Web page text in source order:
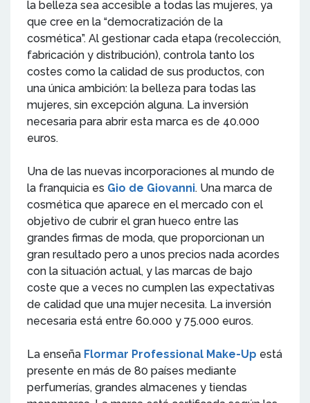
la belleza sea accesible a todas las mujeres, ya
que cree en la “democratización de la
cosmética”. Al gestionar cada etapa (recolección,
fabricación y distribución), controla tanto los
costes como la calidad de sus productos, con
una única ambición: la belleza para todas las
mujeres, sin excepción alguna. La inversión
necesaria para abrir esta marca es de 40.000
euros.
Una de las nuevas incorporaciones al mundo de
la franquicia es Gio de Giovanni. Una marca de
cosmética que aparece en el mercado con el
objetivo de cubrir el gran hueco entre las
grandes firmas de moda, que proporcionan un
gran resultado pero a unos precios nada acordes
con la situación actual, y las marcas de bajo
coste que a veces no cumplen las expectativas
de calidad que una mujer necesita. La inversión
necesaria está entre 60.000 y 75.000 euros.
La enseña Flormar Professional Make-Up está
presente en más de 80 países mediante
perfumerías, grandes almacenes y tiendas